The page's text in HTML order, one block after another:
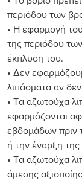
περιόδου των
• Η εφαρμογή
της περιόδου
έκπλυση του.
• Δεν
λιπάσματα αν
• Τα αζωτούχα
εφαρμόζονται
εβδομάδων πριν
ή την έναρξη
• Τα αζωτούχα
άμεσης